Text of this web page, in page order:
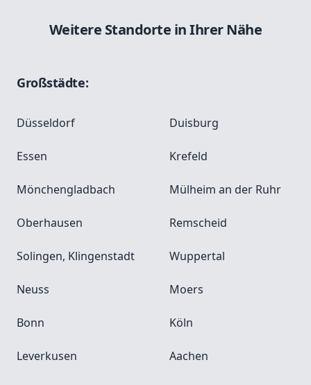
Weitere Standorte in Ihrer Nähe
Großstädte:
Düsseldorf Duisburg
Essen Krefeld
Mönchengladbach Mülheim an der Ruhr
Oberhausen Remscheid
Solingen, Klingenstadt Wuppertal
Neuss Moers
Bonn Köln
Leverkusen Aachen